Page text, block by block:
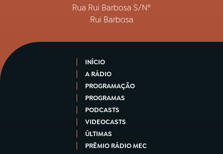
Rua Rui Barbosa S/Nº
Rui Barbosa
INÍCIO
A RÁDIO
PROGRAMAÇÃO
PROGRAMAS
PODCASTS
VIDEOCASTS
ÚLTIMAS
PRÊMIO RÁDIO MEC